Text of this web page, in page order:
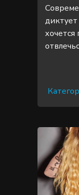
диктует
хочется